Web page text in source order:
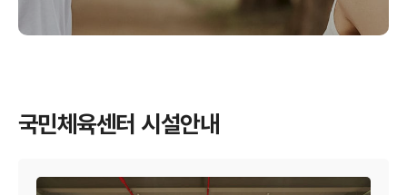
국민체육센터 시설안내